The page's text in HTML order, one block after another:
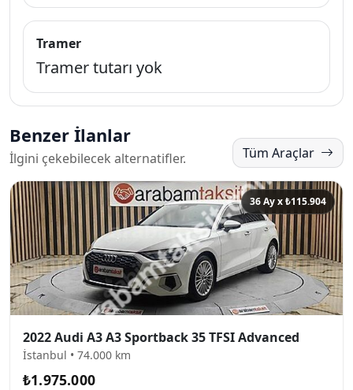
Tramer
Tramer tutarı yok
Benzer İlanlar
İlgini çekebilecek alternatifler. Tüm Araçlar
36 Ay x ₺115.904
2022 Audi A3 A3 Sportback 35 TFSI Advanced
İstanbul • 74.000 km
₺1.975.000